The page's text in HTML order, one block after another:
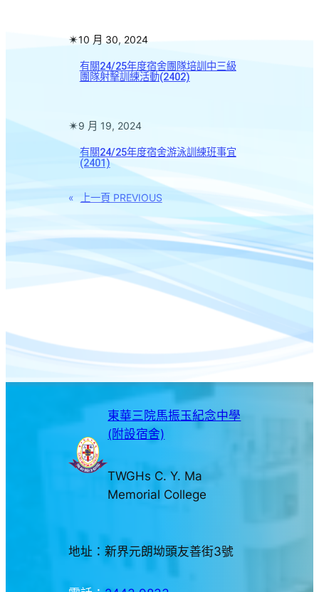
✴︎10 月 30, 2024
有關24/25年度宿舍團隊培訓中三級
團隊射擊訓練活動(2402)
✴︎9 月 19, 2024
有關24/25年度宿舍游泳訓練班事宜
(2401)
« 上一頁 PREVIOUS
東華三院馬振玉紀念中學
(附設宿舍)
TWGHs C. Y. Ma
Memorial College
地址：新界元朗坳頭友善街3號